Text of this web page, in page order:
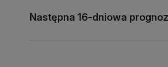
Następna 16-dniowa